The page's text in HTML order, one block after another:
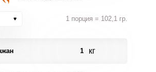
1 порция = 102,1 гр.
1 кг